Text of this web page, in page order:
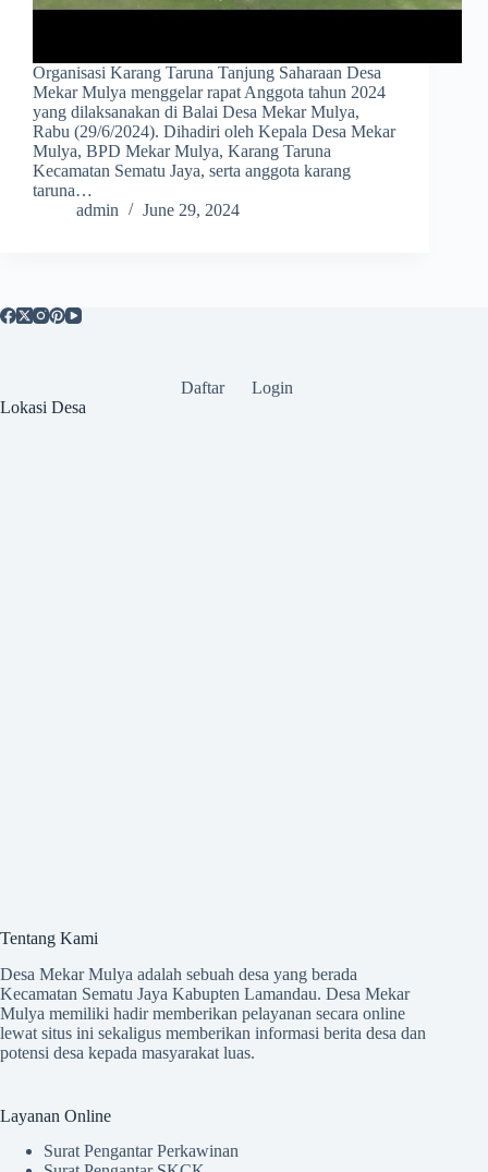
Organisasi Karang Taruna Tanjung Saharaan Desa
Mekar Mulya menggelar rapat Anggota tahun 2024
yang dilaksanakan di Balai Desa Mekar Mulya,
Rabu (29/6/2024). Dihadiri oleh Kepala Desa Mekar
Mulya, BPD Mekar Mulya, Karang Taruna
Kecamatan Sematu Jaya, serta anggota karang
taruna…
admin
June 29, 2024
Daftar
Login
Lokasi Desa
Tentang Kami
Desa Mekar Mulya adalah sebuah desa yang berada
Kecamatan Sematu Jaya Kabupten Lamandau. Desa Mekar
Mulya memiliki hadir memberikan pelayanan secara online
lewat situs ini sekaligus memberikan informasi berita desa dan
potensi desa kepada masyarakat luas.
Layanan Online
Surat Pengantar Perkawinan